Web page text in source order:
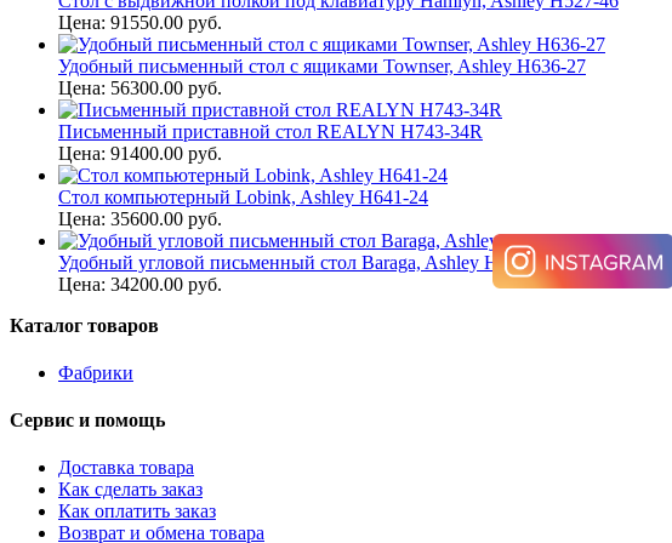
Цена: 91550.00 руб.
Удобный письменный стол с ящиками Townser, Ashley H636-27
Цена: 56300.00 руб.
Письменный приставной стол REALYN H743-34R
Цена: 91400.00 руб.
Стол компьютерный Lobink, Ashley H641-24
Цена: 35600.00 руб.
Удобный угловой письменный стол Baraga, Ashley H410-24
Цена: 34200.00 руб.
Каталог товаров
Фабрики
Сервис и помощь
Доставка товара
Как сделать заказ
Как оплатить заказ
Возврат и обмена товара